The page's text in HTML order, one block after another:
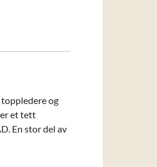
og
et tett
En stor del av